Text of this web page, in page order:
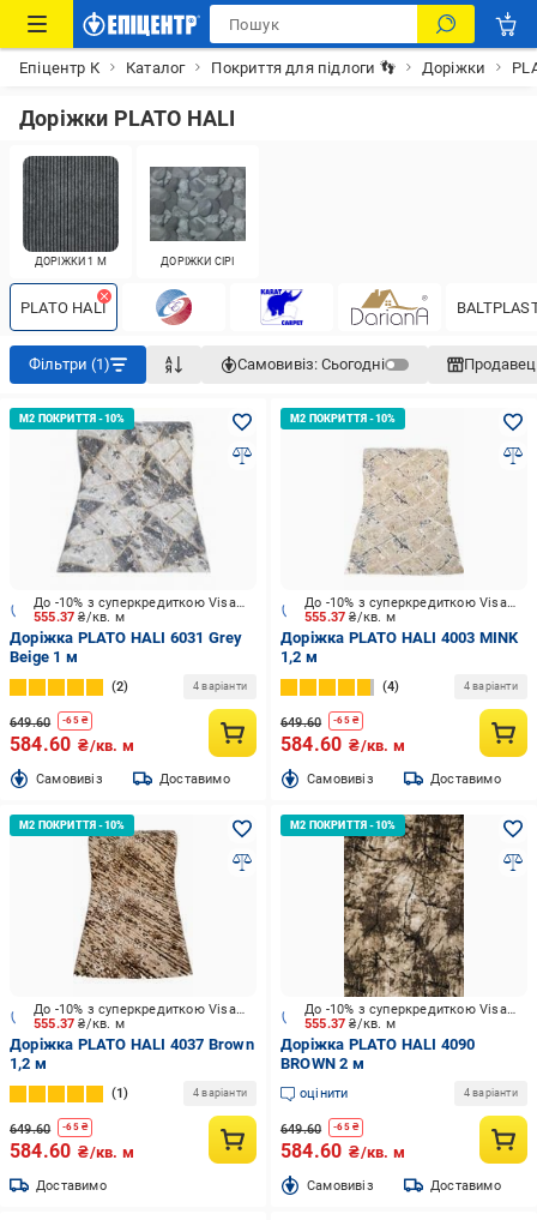
Епіцентр К Каталог Покриття для підлоги 👣 Доріжки
Доріжки PLATO HALI
ДОРІЖКИ 1 М ДОРІЖКИ СІРІ
PLATO HALI
Фільтри (1) Самовивіз: Сьогодні
555.37₴/кв. м
До -10% з суперкредиткою Visa Вигода
Доріжка PLATO HALI 6031 Grey
Beige 1 м
2 4 варіанти
649.60 -65₴
584.60 ₴/кв. м
Cамовивіз Доставимо
555.37₴/кв. м
До -10% з суперкредиткою Visa Вигода
Доріжка PLATO HALI 4003 MINK
1,2 м
4 4 варіанти
649.60 -65₴
584.60 ₴/кв. м
Cамовивіз Доставимо
555.37₴/кв. м
До -10% з суперкредиткою Visa Вигода
Доріжка PLATO HALI 4037 Brown
1,2 м
1 4 варіанти
649.60 -65₴
584.60 ₴/кв. м
Доставимо
555.37₴/кв. м
До -10% з суперкредиткою Visa Вигода
Доріжка PLATO HALI 4090
BROWN 2 м
оцінити 4 варіанти
649.60 -65₴
584.60 ₴/кв. м
Cамовивіз Доставимо